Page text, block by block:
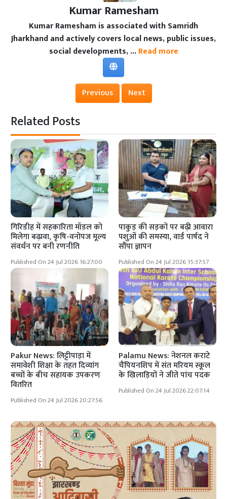
Kumar Ramesham
Kumar Ramesham is associated with Samridh
Jharkhand and actively covers local news, public issues,
social developments, ... Read more
Previous Next
Related Posts
गिरिडीह में सहकारिता मॉडल को
मिलेगा बढ़ावा, कृषि-वनोपज मूल्य
संवर्धन पर बनी रणनीति
Published On 24 Jul 2026 16:27:00
पाकुड़ की सड़कों पर बढ़ी आवारा
पशुओं की समस्या, वार्ड पार्षद ने
सौंपा ज्ञापन
Published On 24 Jul 2026 15:37:57
Pakur News: लिट्टीपाड़ा में
समावेशी शिक्षा के तहत दिव्यांग
बच्चों के बीच सहायक उपकरण
वितरित
Published On 24 Jul 2026 20:27:56
Palamu News: नेशनल कराटे
चैंपियनशिप में संत मरियम स्कूल
के खिलाड़ियों ने जीते पांच पदक
Published On 24 Jul 2026 22:07:14